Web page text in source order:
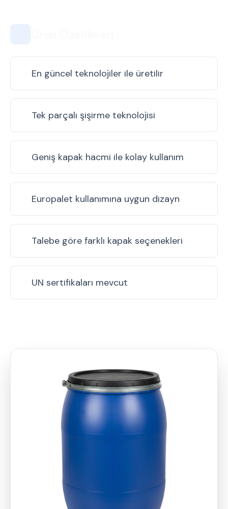
En güncel teknolojiler ile üretilir
Tek parçalı şişirme teknolojisi
Geniş kapak hacmi ile kolay kullanım
Europalet kullanımına uygun dizayn
Talebe göre farklı kapak seçenekleri
UN sertifikaları mevcut